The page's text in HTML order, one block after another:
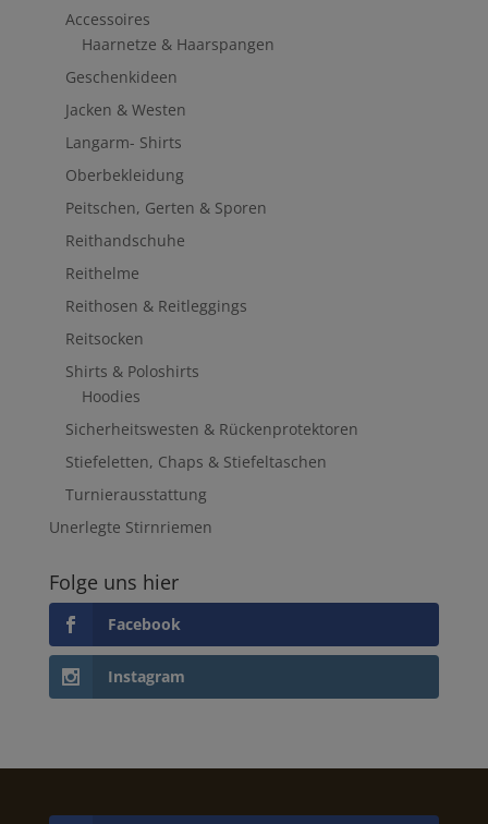
Accessoires
Haarnetze & Haarspangen
Geschenkideen
Jacken & Westen
Langarm- Shirts
Oberbekleidung
Peitschen, Gerten & Sporen
Reithandschuhe
Reithelme
Reithosen & Reitleggings
Reitsocken
Shirts & Poloshirts
Hoodies
Sicherheitswesten & Rückenprotektoren
Stiefeletten, Chaps & Stiefeltaschen
Turnierausstattung
Unerlegte Stirnriemen
Folge uns hier
Facebook
Instagram